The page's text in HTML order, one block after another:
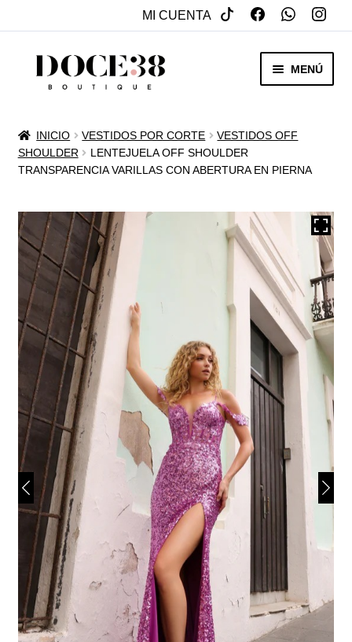
MI CUENTA
SALTAR
MENÚ
VENTA
MENÚ
VESTIDOS DE NOVIA
OTROS
MENÚ
HIJO
ACCESORIOS
INICIO VESTIDOS POR CORTE
VESTIDOS OFF
SHOULDER
LENTEJUELA OFF SHOULDER
TRANSPARENCIA VARILLAS CON ABERTURA EN PIERNA